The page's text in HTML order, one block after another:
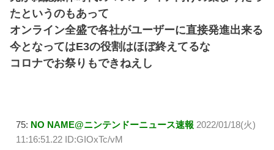
たというのもあって
オンライン全盛で各社がユーザーに直接発進出来る
今となってはE3の役割はほぼ終えてるな
コロナでお祭りもできねえし
75: NO NAME@ニンテンドーニュース速報 2022/01/18(火)
11:16:51.22 ID:GIOxTc/vM